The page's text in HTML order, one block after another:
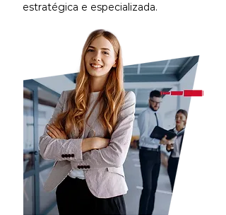
estratégica e especializada.